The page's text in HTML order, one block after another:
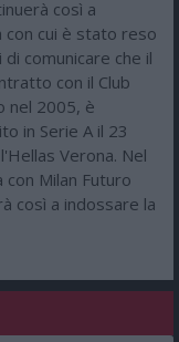
così a
con cui è stato reso
comunicare che il
con il Club
nel 2005, è
in Serie A il 23
Verona. Nel
Milan Futuro
così a indossare la